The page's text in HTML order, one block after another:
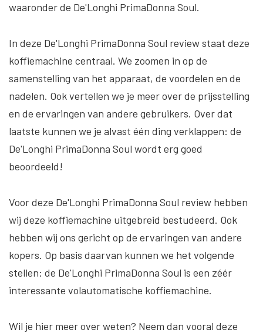
waaronder de De'Longhi PrimaDonna Soul.
In deze De'Longhi PrimaDonna Soul review staat deze
koffiemachine centraal. We zoomen in op de
samenstelling van het apparaat, de voordelen en de
nadelen. Ook vertellen we je meer over de prijsstelling
en de ervaringen van andere gebruikers. Over dat
laatste kunnen we je alvast één ding verklappen: de
De'Longhi PrimaDonna Soul wordt erg goed
beoordeeld!
Voor deze De'Longhi PrimaDonna Soul review hebben
wij deze koffiemachine uitgebreid bestudeerd. Ook
hebben wij ons gericht op de ervaringen van andere
kopers. Op basis daarvan kunnen we het volgende
stellen: de De'Longhi PrimaDonna Soul is een zéér
interessante volautomatische koffiemachine.
Wil je hier meer over weten? Neem dan vooral deze